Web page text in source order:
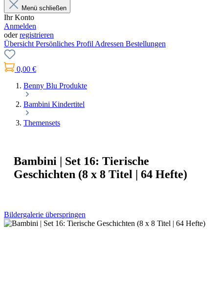
Menü schließen
Ihr Konto
Anmelden
oderregistrieren
Übersicht Persönliches Profil Adressen Bestellungen
0,00 €
Benny Blu Produkte
Bambini Kindertitel
Themensets
Bambini | Set 16: Tierische
Geschichten (8 x 8 Titel | 64 Hefte)
Bildergalerie überspringen